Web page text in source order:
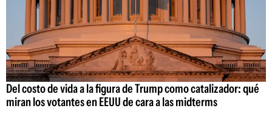
Del costo de vida a la figura de Trump como catalizador: qué
miran los votantes en EEUU de cara a las midterms